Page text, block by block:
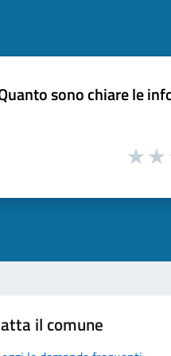
sono chiare le
il comune